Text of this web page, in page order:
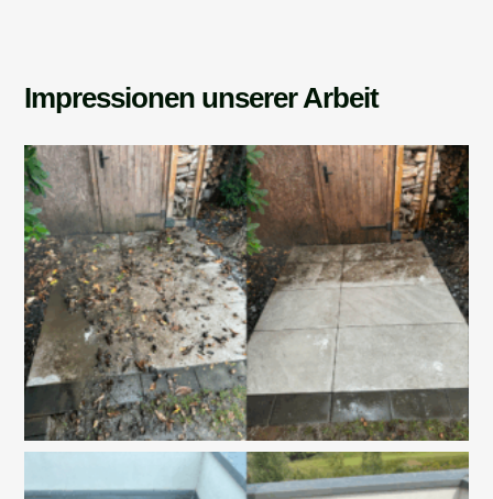
Impressionen unserer Arbeit